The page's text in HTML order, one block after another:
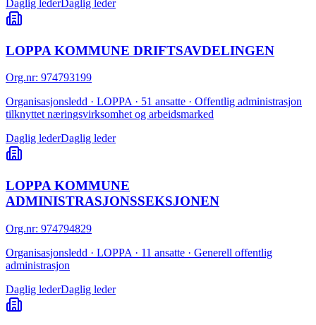
Daglig lederDaglig leder
LOPPA KOMMUNE DRIFTSAVDELINGEN
Org.nr: 974793199
Organisasjonsledd · LOPPA · 51 ansatte · Offentlig administrasjon
tilknyttet næringsvirksomhet og arbeidsmarked
Daglig lederDaglig leder
LOPPA KOMMUNE
ADMINISTRASJONSSEKSJONEN
Org.nr: 974794829
Organisasjonsledd · LOPPA · 11 ansatte · Generell offentlig
administrasjon
Daglig lederDaglig leder